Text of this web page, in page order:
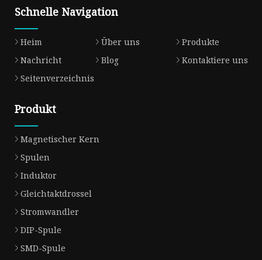
Schnelle Navigation
Heim Über uns
Produkte
Nachricht
Blog
Kontaktiere uns
Seitenverzeichnis
Produkt
Magnetischer Kern
Spulen
Induktor
Gleichtaktdrossel
Stromwandler
DIP-Spule
SMD-Spule